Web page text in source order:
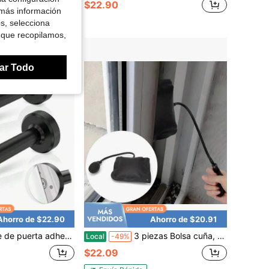
$22.90
de $22.90
punta de goma, tope de puerta largo sin perforación de pared, acero inoxidable 304 con amortiguación de sonido, negro, paquete de 2
Ahorro de $20.91
Local -49% 3 piezas Bolsa cuña, Bomba cuña, Cuña - Cojín inflable de acero inoxidable de alta resistencia para instalación de puertas y ventanas de emergencia y reparación de automóviles
$22.09
información
selecciona
recopilamos,
Todo